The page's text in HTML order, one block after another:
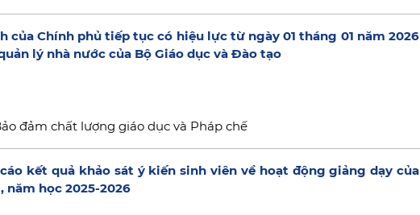
của Chính phủ tiếp tục có hiệu lực từ ngày 01 tháng 01 năm 2026
lý nhà nước của Bộ Giáo dục và Đào tạo
đảm chất lượng giáo dục và Pháp chế
kết quả khảo sát ý kiến sinh viên về hoạt động giảng dạy của
năm học 2025-2026